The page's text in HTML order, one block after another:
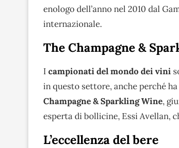
enologo dell’anno nel 2010 dal
internazionale.
The Champagne &
I campionati del mondo dei vini
in questo settore, anche perché
Champagne & Sparkling Wine,
esperta di bollicine, Essi Avellan,
L’eccellenza del bere